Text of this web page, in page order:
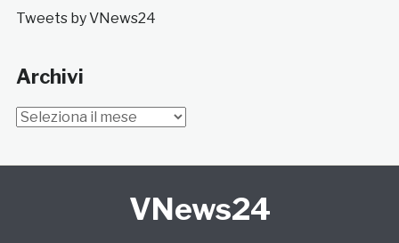
Tweets by VNews24
Archivi
Archivi
VNews24